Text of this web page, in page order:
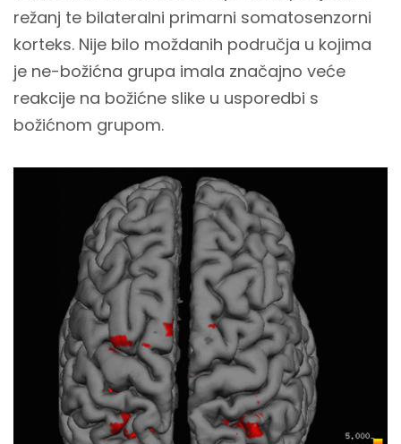
režanj te bilateralni primarni somatosenzorni
korteks. Nije bilo moždanih područja u kojima
je ne-božićna grupa imala značajno veće
reakcije na božićne slike u usporedbi s
božićnom grupom.